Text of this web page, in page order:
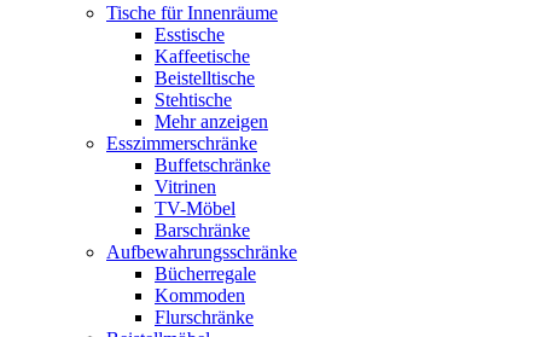
Tische für Innenräume
Esstische
Kaffeetische
Beistelltische
Stehtische
Mehr anzeigen
Esszimmerschränke
Buffetschränke
Vitrinen
TV-Möbel
Barschränke
Aufbewahrungsschränke
Bücherregale
Kommoden
Flurschränke